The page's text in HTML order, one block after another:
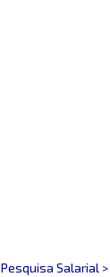
Pesquisa Salarial >